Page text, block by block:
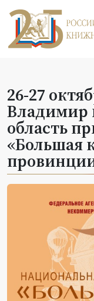
26-27
Владимир
область
«Большая